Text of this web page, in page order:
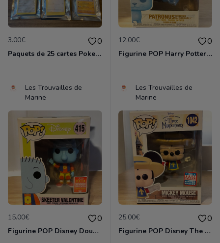
3.00€ 0
Paquets de 25 cartes Pokemon etat comme neuf
12.00€ 0
Figurine POP Harry Potter 129 Patronus Minerva Mc Gonagall neuve non deboxee
Les Trouvailles de
Marine
15.00€ 0
Figurine POP Disney Doug 415 Skeeter Valentine 2018 Summer Limited Edition neuve non deboxee
Les Trouvailles de
Marine
25.00€ 0
Figurine POP Disney The Three Musketeers 1042 Mickey Mouse neuve non deboxee